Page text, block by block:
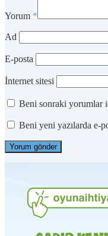
Yorum *
Ad
E-posta
İnternet sitesi
Beni sonraki yorumlar
Beni yeni yazılarda e-